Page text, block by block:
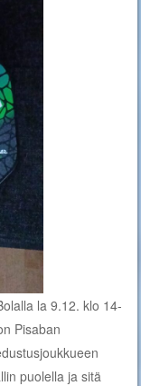
la 9.12. klo 14-
Pisaban
puolella ja sitä